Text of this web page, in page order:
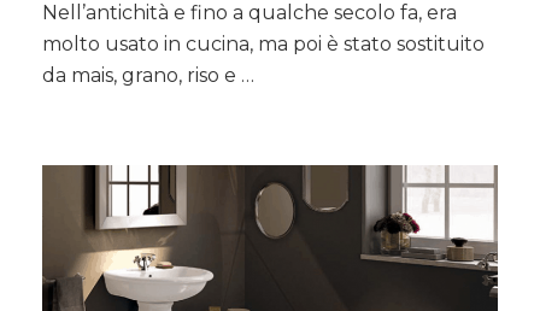
piselli
e
chips
di
mele
Nell’antichità e fino a qualche secolo fa, era
molto usato in cucina, ma poi è stato sostituito
da mais, grano, riso e …